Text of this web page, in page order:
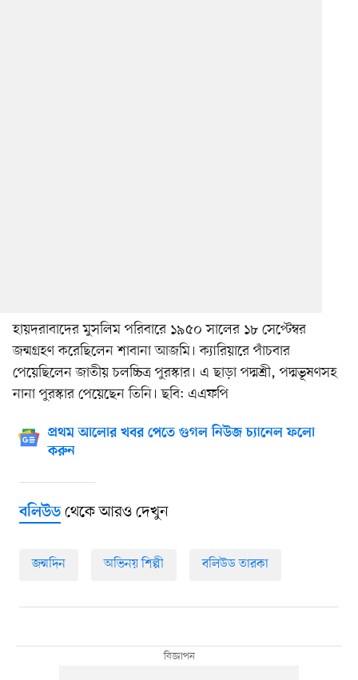
হায়দরাবাদের মুসলিম পরিবারে ১৯৫০ সালের ১৮ সেপ্টেম্বর
জন্মগ্রহণ করেছিলেন শাবানা আজমি। ক্যারিয়ারে পাঁচবার
পেয়েছিলেন জাতীয় চলচ্চিত্র পুরস্কার। এ ছাড়া পদ্মশ্রী, পদ্মভূষণসহ
নানা পুরস্কার পেয়েছেন তিনি। ছবি: এএফপি
প্রথম আলোর খবর পেতে গুগল নিউজ চ্যানেল ফলো
করুন
বলিউডথেকে আরও দেখুন
জন্মদিন অভিনয় শিল্পী বলিউড তারকা